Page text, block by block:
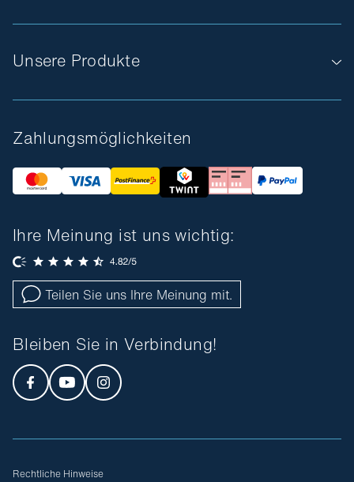
Unsere Produkte
Zahlungsmöglichkeiten
Ihre Meinung ist uns wichtig:
Teilen Sie uns Ihre Meinung mit.
Bleiben Sie in Verbindung!
Rechtliche Hinweise